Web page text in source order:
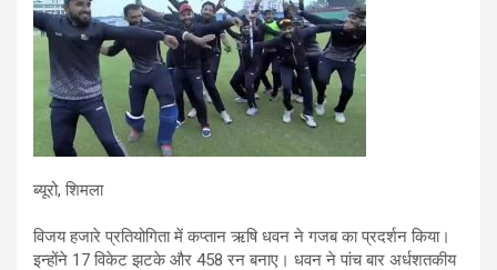
ब्यूरो, शिमला
विजय हजारे प्रतियोगिता में कप्तान ऋषि धवन ने गजब का प्रदर्शन किया।
इन्होंने 17 विकेट झटके और 458 रन बनाए। धवन ने पांच बार अर्धशतकीय